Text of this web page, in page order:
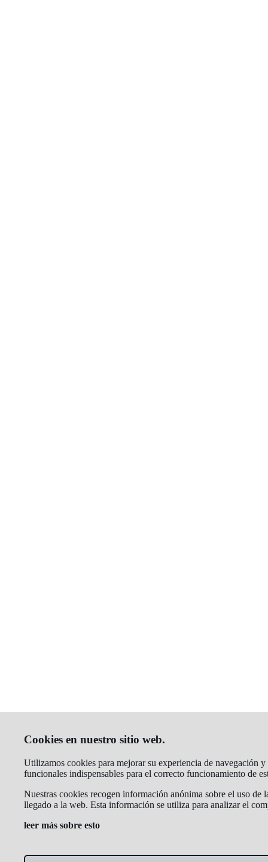
Cookies en nuestro sitio web.
Utilizamos cookies para mejorar su experiencia de navegación
funcionales indispensables para el correcto funcionamiento de
Nuestras cookies recogen información anónima sobre el uso de
llegado a la web. Esta información se utiliza para analizar el
leer más sobre esto